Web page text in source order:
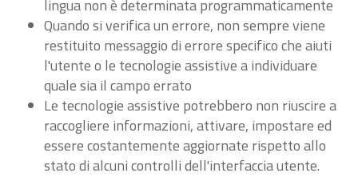
lingua non è determinata programmaticamente
Quando si verifica un errore, non sempre viene
restituito messaggio di errore specifico che aiuti
l'utente o le tecnologie assistive a individuare
quale sia il campo errato
Le tecnologie assistive potrebbero non riuscire a
raccogliere informazioni, attivare, impostare ed
essere costantemente aggiornate rispetto allo
stato di alcuni controlli dell'interfaccia utente.